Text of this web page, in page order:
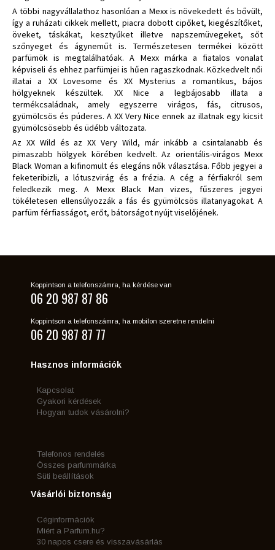
A többi nagyvállalathoz hasonlóan a Mexx is növekedett és bővült,
így a ruházati cikkek mellett, piacra dobott cipőket, kiegészítőket,
öveket, táskákat, kesztyűket illetve napszemüvegeket, sőt
szőnyeget és ágyneműt is. Természetesen termékei között
parfümök is megtalálhatóak. A Mexx márka a fiatalos vonalat
képviseli és ehhez parfümjei is hűen ragaszkodnak. Közkedvelt női
illatai a XX Lovesome és XX Mysterius a romantikus, bájos
hölgyeknek készültek. XX Nice a legbájosabb illata a
termékcsaládnak, amely egyszerre virágos, fás, citrusos,
gyümölcsös és púderes. A XX Very Nice ennek az illatnak egy kicsit
gyümölcsösebb és üdébb változata.
Az XX Wild és az XX Very Wild, már inkább a csintalanabb és
pimaszabb hölgyek körében kedvelt. Az orientális-virágos Mexx
Black Woman a kifinomult és elegáns nők választása. Főbb jegyei a
feketeribizli, a lótuszvirág és a frézia. A cég a férfiakról sem
feledkezik meg. A Mexx Black Man vizes, fűszeres jegyei
tökéletesen ellensúlyozzák a fás és gyümölcsös illatanyagokat. A
parfüm férfiasságot, erőt, bátorságot nyújt viselőjének.
Koppintson a telefonszámra, ha kérdése van
06 20 987 87 86
Koppintson a telefonszámra, ha mobilon szeretne rendelni
06 20 987 87 77
Hasznos információk
Kapcsolat
Gyakori kérdések
Hogyan tudok vásárolni?
Telefonos rendelés
Összes parfummárka
Süti beállítások
Vásárlói biztonság
Céginformációk
Miért a Parfum.hu?
30 napos csere és visszavásárlás